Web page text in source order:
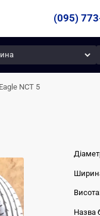
(095)
NCT 5
Назва